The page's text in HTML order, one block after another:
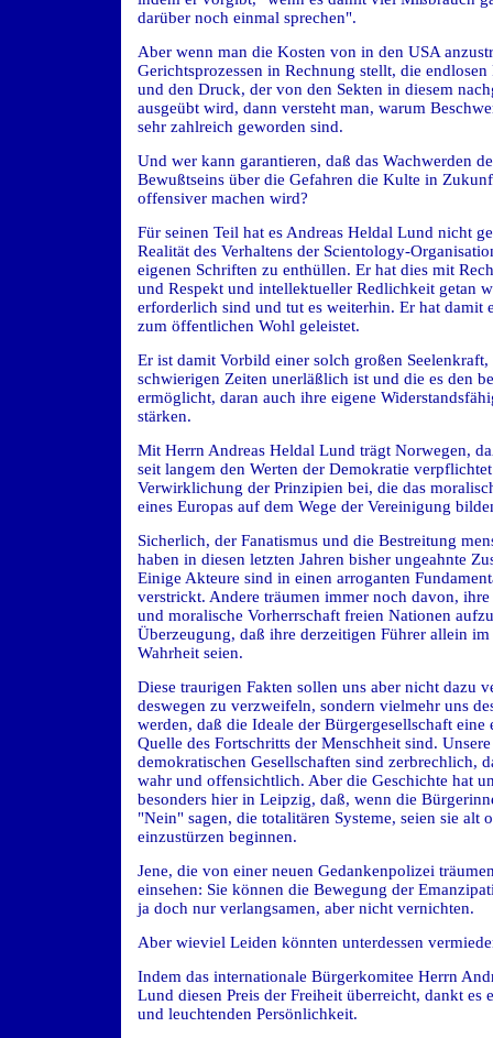
darüber noch einmal sprechen".
Aber wenn man die Kosten von in den USA
Gerichtsprozessen in Rechnung stellt, die endlosen
und den Druck, der von den Sekten in diesem
ausgeübt wird, dann versteht man, warum
sehr zahlreich geworden sind.
Und wer kann garantieren, daß das Wachwerden
Bewußtseins über die Gefahren die Kulte in
offensiver machen wird?
Für seinen Teil hat es Andreas Heldal Lund nicht
Realität des Verhaltens der Scientology-
eigenen Schriften zu enthüllen. Er hat dies mit
und Respekt und intellektueller Redlichkeit getan
erforderlich sind und tut es weiterhin. Er hat damit
zum öffentlichen Wohl geleistet.
Er ist damit Vorbild einer solch großen
schwierigen Zeiten unerläßlich ist und die es den
ermöglicht, daran auch ihre eigene
stärken.
Mit Herrn Andreas Heldal Lund trägt Norwegen,
seit langem den Werten der Demokratie
Verwirklichung der Prinzipien bei, die das
eines Europas auf dem Wege der Vereinigung
Sicherlich, der Fanatismus und die Bestreitung
haben in diesen letzten Jahren bisher ungeahnte
Einige Akteure sind in einen arroganten
verstrickt. Andere träumen immer noch davon,
und moralische Vorherrschaft freien Nationen
Überzeugung, daß ihre derzeitigen Führer allein im
Wahrheit seien.
Diese traurigen Fakten sollen uns aber nicht dazu
deswegen zu verzweifeln, sondern vielmehr uns
werden, daß die Ideale der Bürgergesellschaft eine
Quelle des Fortschritts der Menschheit sind. Unsere
demokratischen Gesellschaften sind zerbrechlich,
wahr und offensichtlich. Aber die Geschichte hat
besonders hier in Leipzig, daß, wenn die
"Nein" sagen, die totalitären Systeme, seien sie alt
einzustürzen beginnen.
Jene, die von einer neuen Gedankenpolizei
einsehen: Sie können die Bewegung der
ja doch nur verlangsamen, aber nicht vernichten.
Aber wieviel Leiden könnten unterdessen
Indem das internationale Bürgerkomitee Herrn
Lund diesen Preis der Freiheit überreicht, dankt es
und leuchtenden Persönlichkeit.